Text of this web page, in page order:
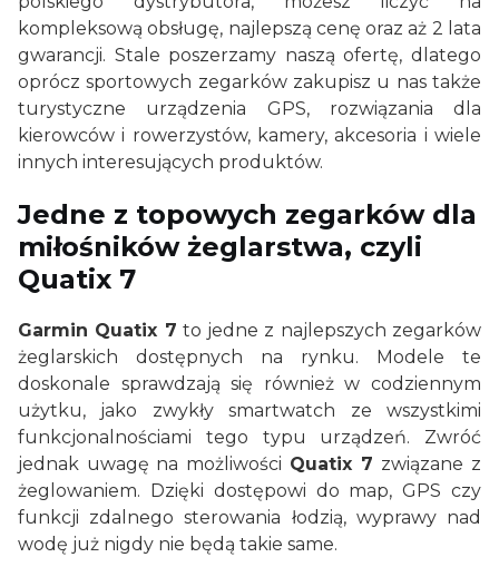
kompleksową obsługę, najlepszą cenę oraz aż 2 lata
gwarancji. Stale poszerzamy naszą ofertę, dlatego
oprócz sportowych zegarków zakupisz u nas także
turystyczne urządzenia GPS, rozwiązania dla
kierowców i rowerzystów, kamery, akcesoria i wiele
innych interesujących produktów.
Jedne z topowych zegarków dla
miłośników żeglarstwa, czyli
Quatix 7
Garmin Quatix 7 to jedne z najlepszych zegarków
żeglarskich dostępnych na rynku. Modele te
doskonale sprawdzają się również w codziennym
użytku, jako zwykły smartwatch ze wszystkimi
funkcjonalnościami tego typu urządzeń. Zwróć
jednak uwagę na możliwości Quatix 7 związane z
żeglowaniem. Dzięki dostępowi do map, GPS czy
funkcji zdalnego sterowania łodzią, wyprawy nad
wodę już nigdy nie będą takie same.